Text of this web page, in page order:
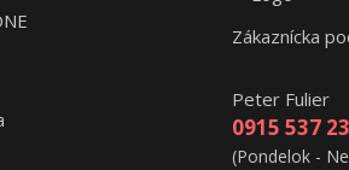
Zákaznícka
Peter Fulier
0915 537
(Pondelok -